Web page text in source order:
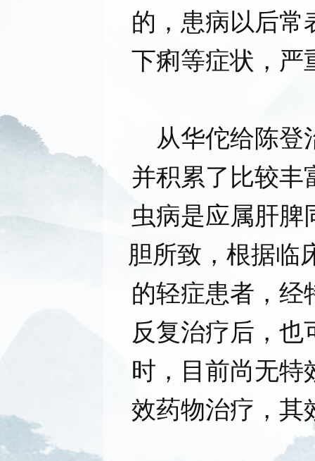
的，患病以后常
下痢等症状，严
从华佗给陈登
并积累了比较丰
虫病是应属肝脾
胆所致，根据临
的轻症患者，经
反复治疗后，也
时，目前尚无特
效药物治疗，其